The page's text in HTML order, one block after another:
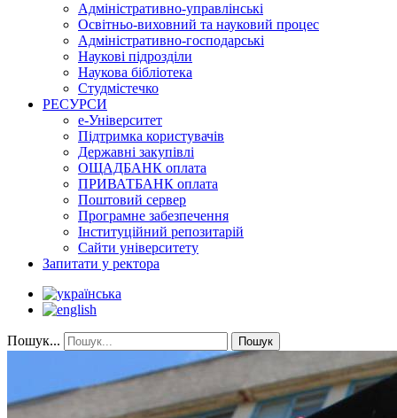
Адміністративно-управлінські
Освітньо-виховний та науковий процес
Адміністративно-господарські
Наукові підрозділи
Наукова бібліотека
Студмістечко
РЕСУРСИ
е-Університет
Підтримка користувачів
Державні закупівлі
ОЩАДБАНК оплата
ПРИВАТБАНК оплата
Поштовий сервер
Програмне забезпечення
Інституційний репозитарій
Сайти університету
Запитати у ректора
Пошук... Пошук